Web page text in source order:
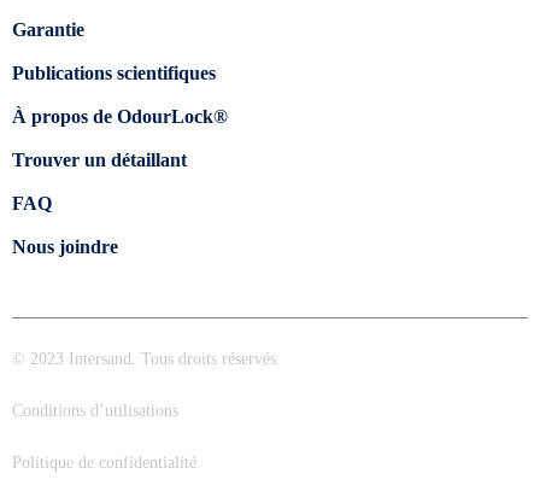
Garantie
Publications scientifiques
À propos de OdourLock®
Trouver un détaillant
FAQ
Nous joindre
© 2023 Intersand. Tous droits réservés.
Conditions d’utilisations
Politique de confidentialité